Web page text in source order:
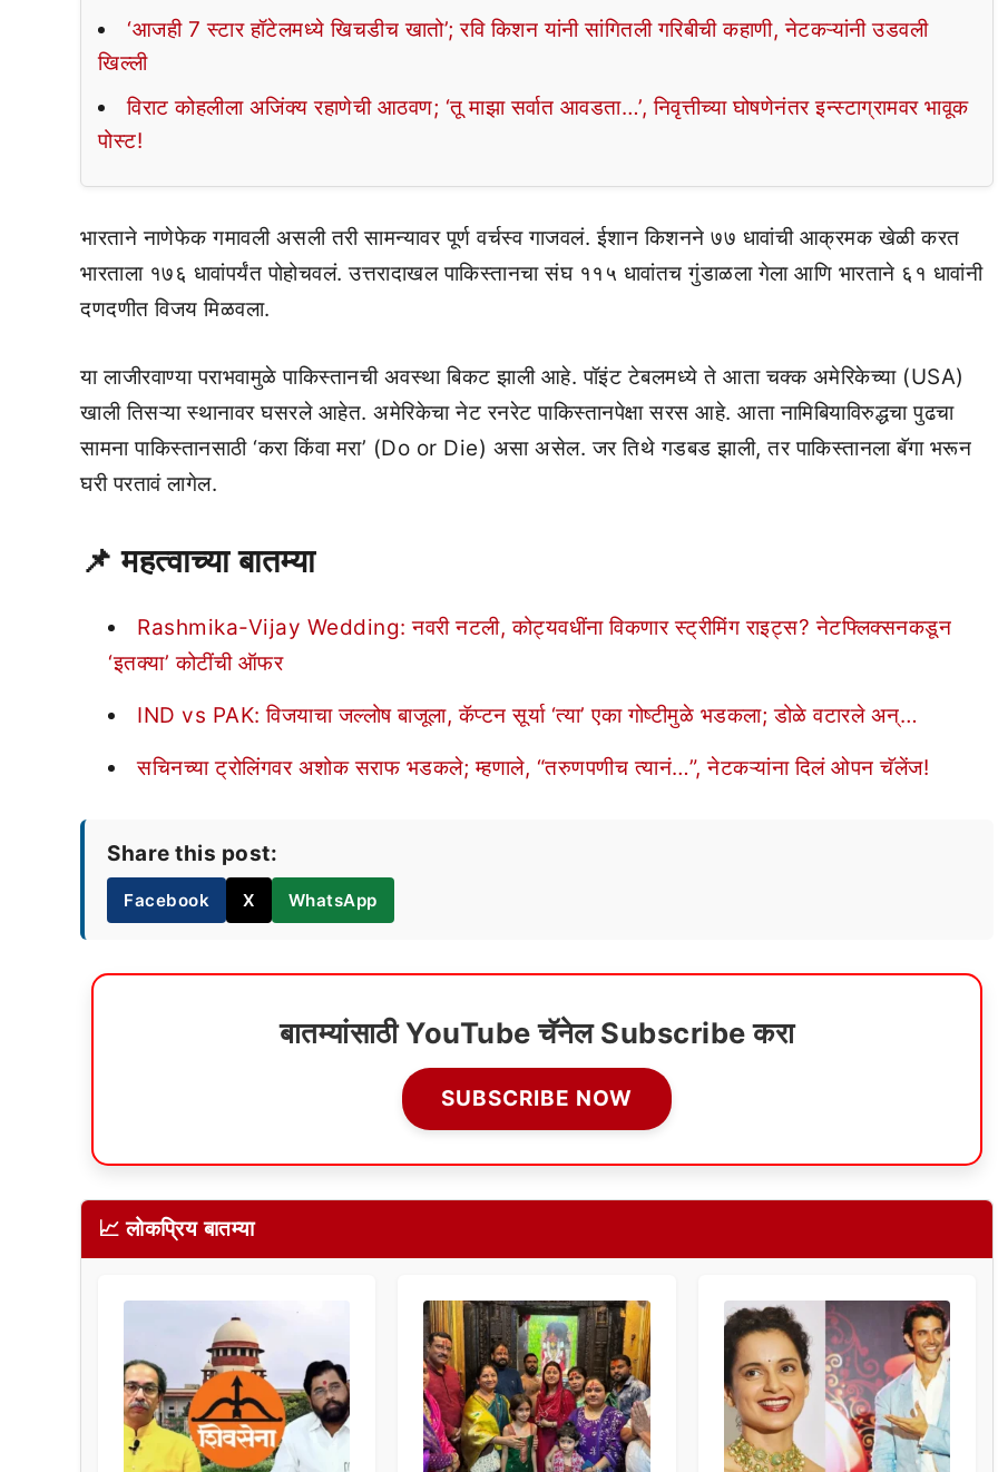
‘आजही 7 स्टार हॉटेलमध्ये खिचडीच खातो’; रवि किशन यांनी सांगितली गरिबीची कहाणी, नेटकऱ्यांनी उडवली
खिल्ली
विराट कोहलीला अजिंक्य रहाणेची आठवण; ‘तू माझा सर्वात आवडता…’, निवृत्तीच्या घोषणेनंतर इन्स्टाग्रामवर भावूक
पोस्ट!
भारताने नाणेफेक गमावली असली तरी सामन्यावर पूर्ण वर्चस्व गाजवलं. ईशान किशनने ७७ धावांची आक्रमक खेळी करत
भारताला १७६ धावांपर्यंत पोहोचवलं. उत्तरादाखल पाकिस्तानचा संघ ११५ धावांतच गुंडाळला गेला आणि भारताने ६१ धावांनी
दणदणीत विजय मिळवला.
या लाजीरवाण्या पराभवामुळे पाकिस्तानची अवस्था बिकट झाली आहे. पॉइंट टेबलमध्ये ते आता चक्क अमेरिकेच्या (USA)
खाली तिसऱ्या स्थानावर घसरले आहेत. अमेरिकेचा नेट रनरेट पाकिस्तानपेक्षा सरस आहे. आता नामिबियाविरुद्धचा पुढचा
सामना पाकिस्तानसाठी ‘करा किंवा मरा’ (Do or Die) असा असेल. जर तिथे गडबड झाली, तर पाकिस्तानला बॅगा भरून
घरी परतावं लागेल.
📌महत्वाच्या बातम्या
Rashmika-Vijay Wedding: नवरी नटली, कोट्यवधींना विकणार स्ट्रीमिंग राइट्स? नेटफ्लिक्सनकडून
‘इतक्या’ कोटींची ऑफर
IND vs PAK: विजयाचा जल्लोष बाजूला, कॅप्टन सूर्या ‘त्या’ एका गोष्टीमुळे भडकला; डोळे वटारले अन्…
सचिनच्या ट्रोलिंगवर अशोक सराफ भडकले; म्हणाले, “तरुणपणीच त्यानं…”, नेटकऱ्यांना दिलं ओपन चॅलेंज!
Share this post:
Facebook X WhatsApp
बातम्यांसाठी YouTube चॅनेल Subscribe करा
SUBSCRIBE NOW
📈 लोकप्रिय बातम्या